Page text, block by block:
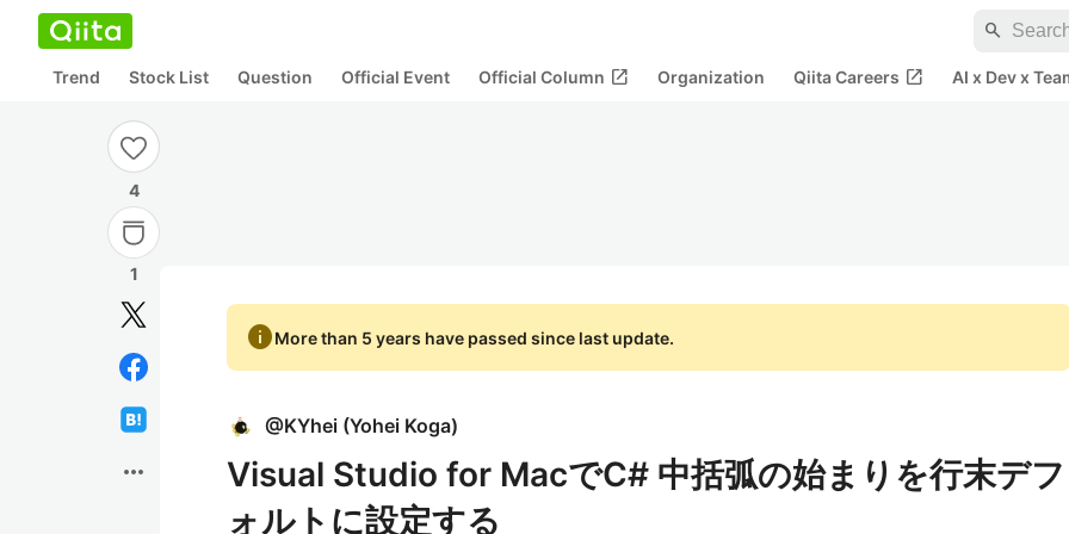
search
Trend Stock List Question Official Event Official Column open_in_new Organization Qiita Careers open_in_new AI x Dev x
4
1
more_horiz
infoMore than 5 years have passed since last update.
@KYhei (Yohei Koga)
Visual Studio for MacでC# 中括弧の始まりを行末デフ
ォルトに設定する